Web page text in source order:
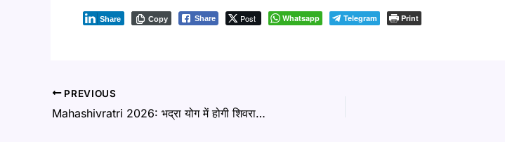
Share Post
Share Whatsapp Telegram
Copy Print
PREVIOUS
Mahashivratri 2026: भद्रा योग में होगी शिवरात्रि, कब करें भोलेनाथ का जलाभिषेक?